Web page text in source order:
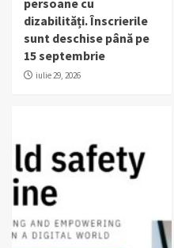
persoane cu
dizabilități. Înscrierile
sunt deschise până pe
15 septembrie
iulie 29, 2026